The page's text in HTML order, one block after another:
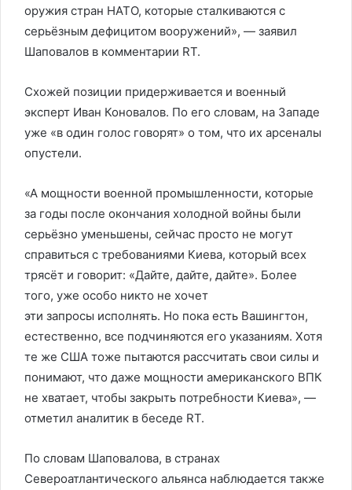
оружия стран НАТО, которые сталкиваются с
серьёзным дефицитом вооружений», — заявил
Шаповалов в комментарии RT.
Схожей позиции придерживается и военный
эксперт Иван Коновалов. По его словам, на Западе
уже «в один голос говорят» о том, что их арсеналы
опустели.
«А мощности военной промышленности, которые
за годы после окончания холодной войны были
серьёзно уменьшены, сейчас просто не могут
справиться с требованиями Киева, который всех
трясёт и говорит: «Дайте, дайте, дайте». Более
того, уже особо никто не хочет
эти запросы исполнять. Но пока есть Вашингтон,
естественно, все подчиняются его указаниям. Хотя
те же США тоже пытаются рассчитать свои силы и
понимают, что даже мощности американского ВПК
не хватает, чтобы закрыть потребности Киева», —
отметил аналитик в беседе RT.
По словам Шаповалова, в странах
Североатлантического альянса наблюдается также